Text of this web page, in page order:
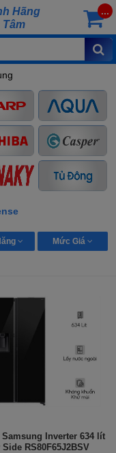
Hãng
Tâm
...
Mức Giá
Inverter 634 lít
RS80F65J2BSV